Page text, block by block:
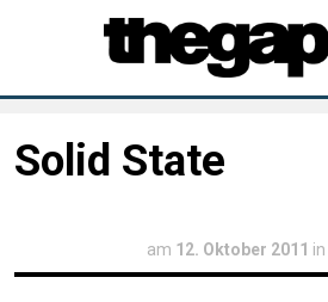
Solid State
am 12. Oktober 2011 in